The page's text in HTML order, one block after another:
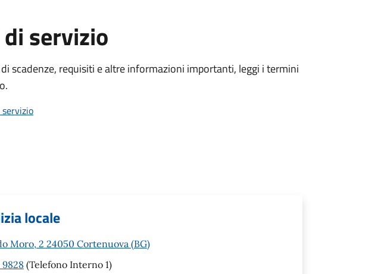
servizio
scadenze, requisiti e altre informazioni importanti, leggi i termini
locale
Moro, 2 24050 Cortenuova (BG)
9828(Telefono Interno 1)